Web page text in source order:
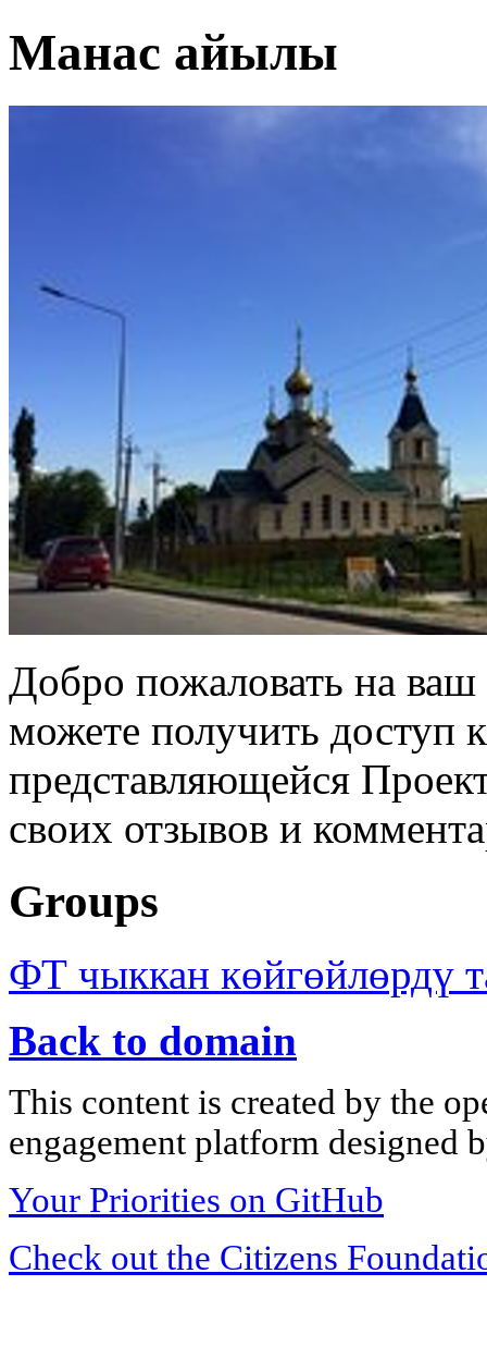
Манас айылы
Добро пожаловать на
можете получить доступ
представляющейся
своих отзывов и
Groups
ФТ чыккан көйгөйлөрдү
Back to domain
This content is created by the
engagement platform designed
Your Priorities on GitHub
Check out the Citizens